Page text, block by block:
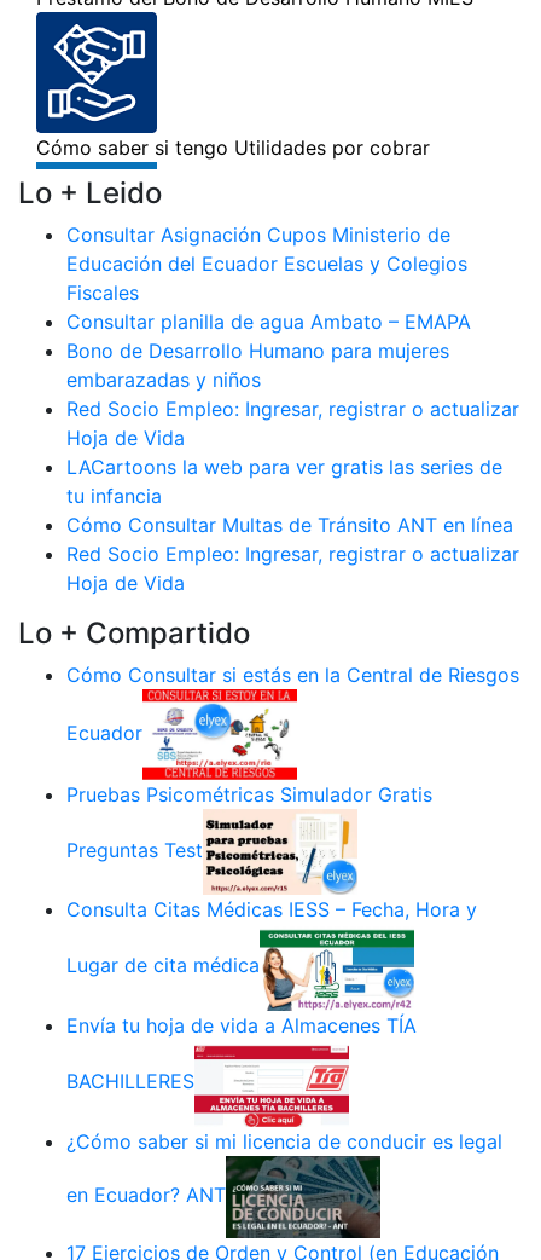
Lo + Leido
Consultar Asignación Cupos Ministerio de
Educación del Ecuador Escuelas y Colegios
Fiscales
Consultar planilla de agua Ambato – EMAPA
Bono de Desarrollo Humano para mujeres
embarazadas y niños
Red Socio Empleo: Ingresar, registrar o actualizar
Hoja de Vida
LACartoons la web para ver gratis las series de
tu infancia
Cómo Consultar Multas de Tránsito ANT en línea
Red Socio Empleo: Ingresar, registrar o actualizar
Hoja de Vida
Lo + Compartido
Cómo Consultar si estás en la Central de Riesgos
Ecuador
Pruebas Psicométricas Simulador Gratis
Preguntas Test
Consulta Citas Médicas IESS – Fecha, Hora y
Lugar de cita médica
Envía tu hoja de vida a Almacenes TÍA
BACHILLERES
¿Cómo saber si mi licencia de conducir es legal
en Ecuador? ANT
17 Ejercicios de Orden y Control (en Educación